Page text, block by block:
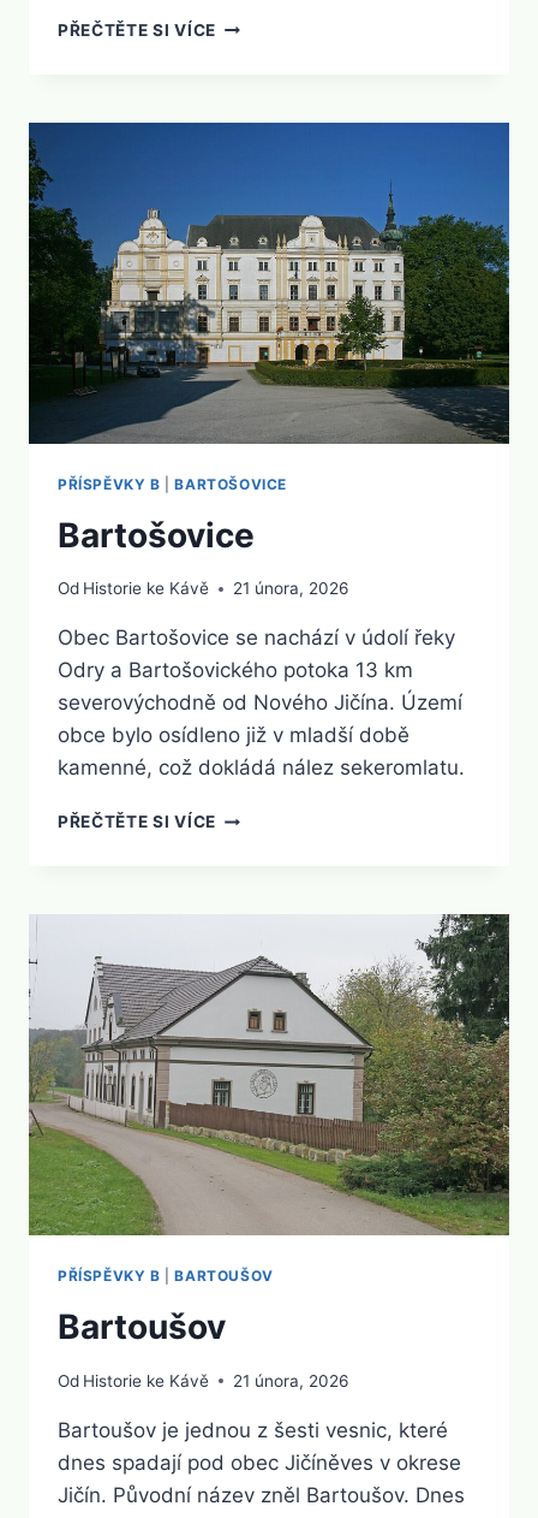
PŘEČTĚTE SI VÍCEBARTOŇOV
PŘÍSPĚVKY B |BARTOŠOVICE
Bartošovice
Od Historie ke Kávě 21 února, 2026
Obec Bartošovice se nachází v údolí řeky
Odry a Bartošovického potoka 13 km
severovýchodně od Nového Jičína. Území
obce bylo osídleno již v mladší době
kamenné, což dokládá nález sekeromlatu.
PŘEČTĚTE SI VÍCEBARTOŠOVICE
PŘÍSPĚVKY B |BARTOUŠOV
Bartoušov
Od Historie ke Kávě 21 února, 2026
Bartoušov je jednou z šesti vesnic, které
dnes spadají pod obec Jičíněves v okrese
Jičín. Původní název zněl Bartoušov. Dnes